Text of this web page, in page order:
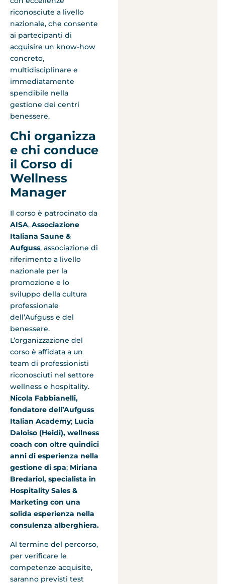
riconosciute a livello
nazionale, che consente
ai partecipanti di
acquisire un know-how
concreto,
multidisciplinare e
immediatamente
spendibile nella
gestione dei centri
benessere.
Chi organizza
e chi conduce
il Corso di
Wellness
Manager
Il corso è patrocinato da
AISA, Associazione
Italiana Saune &
Aufguss, associazione di
riferimento a livello
nazionale per la
promozione e lo
sviluppo della cultura
professionale
dell’Aufguss e del
benessere.
L’organizzazione del
corso è affidata a un
team di professionisti
riconosciuti nel settore
wellness e hospitality.
Nicola Fabbianelli,
fondatore dell’Aufguss
Italian Academy; Lucia
Daloiso (Heidi), wellness
coach con oltre quindici
anni di esperienza nella
gestione di spa; Miriana
Bredariol, specialista in
Hospitality Sales &
Marketing con una
solida esperienza nella
consulenza alberghiera.
Al termine del percorso,
per verificare le
competenze acquisite,
saranno previsti test